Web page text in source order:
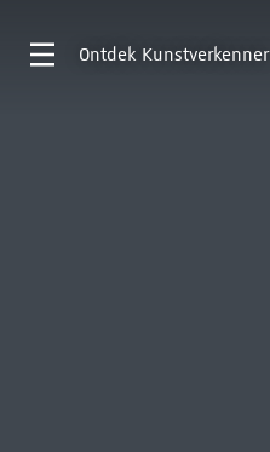
Ontdek Kunstverkenner